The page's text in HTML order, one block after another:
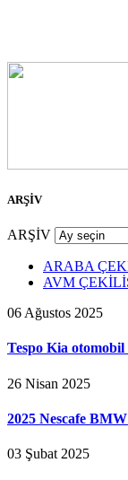
ARŞİV
ARŞİV
ARABA
AVM
06 Ağustos 2025
Tespo Kia
26 Nisan 2025
2025 Nescafe
03 Şubat 2025